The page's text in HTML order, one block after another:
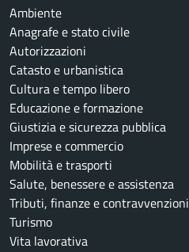
Ambiente
Anagrafe e stato civile
Autorizzazioni
Catasto e urbanistica
Cultura e tempo libero
Educazione e formazione
Giustizia e sicurezza pubblica
Imprese e commercio
Mobilità e trasporti
Salute, benessere e assistenza
Tributi, finanze e contravvenzioni
Turismo
Vita lavorativa